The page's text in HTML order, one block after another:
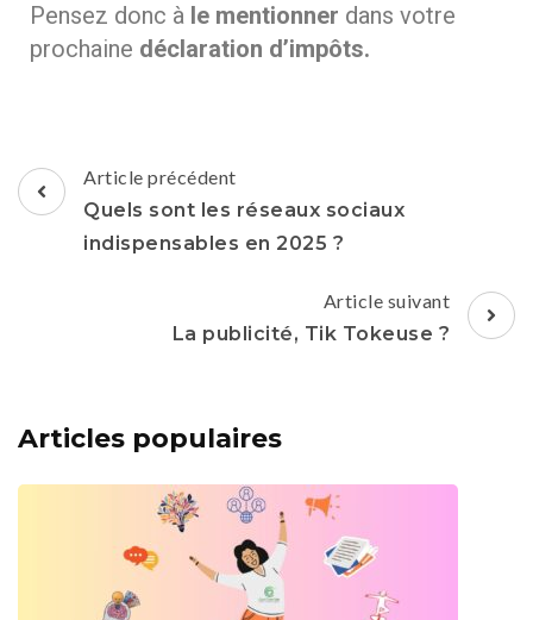
Pensez donc à le mentionner dans votre
prochaine déclaration d’impôts.
Article précédent
Quels sont les réseaux sociaux
indispensables en 2025 ?
Article suivant
La publicité, Tik Tokeuse ?
Articles populaires